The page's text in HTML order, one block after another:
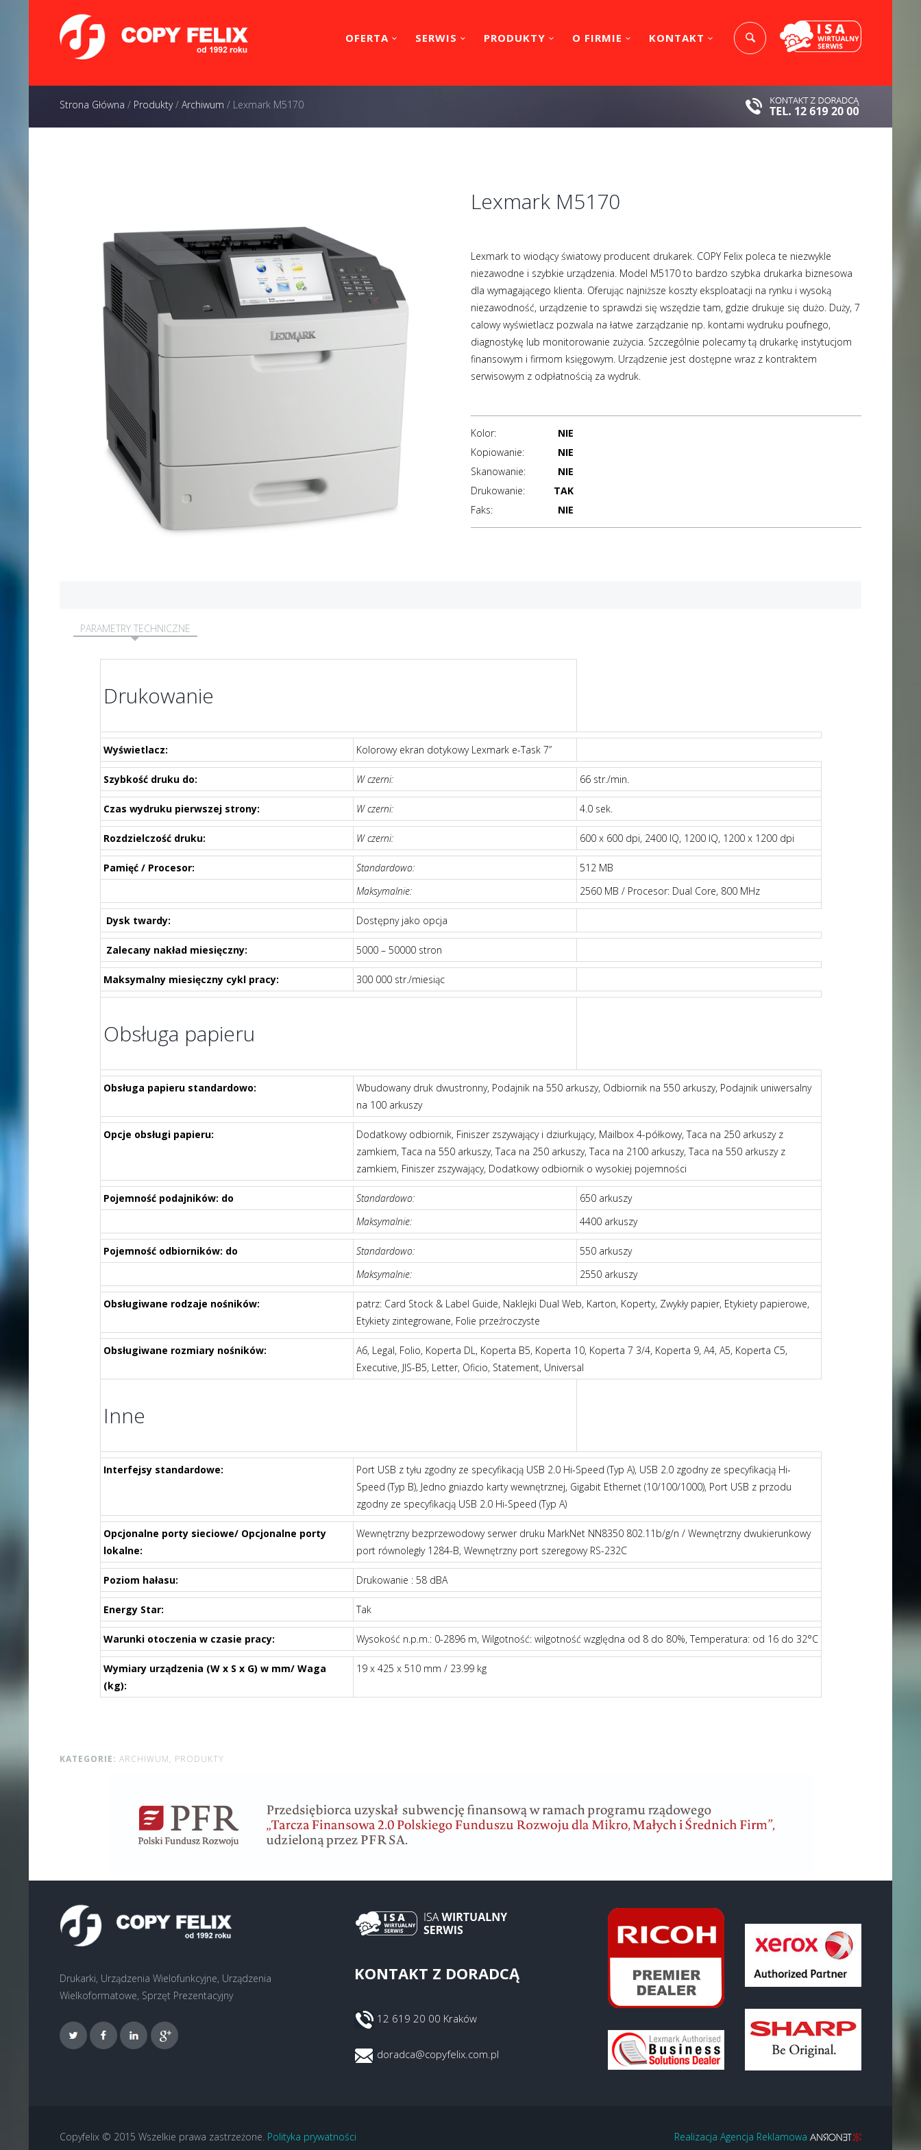
OFERTA SERWIS PRODUKTY O FIRMIE KONTAKT
Strona Główna / Produkty/ Archiwum / Lexmark M5170
Lexmark M5170
Lexmark to wiodący światowy producent drukarek. COPY Felix poleca te niezwykle
niezawodne i szybkie urządzenia. Model M5170 to bardzo szybka drukarka biznesowa
dla wymagającego klienta. Oferując najniższe koszty eksploatacji na rynku i wysoką
niezawodność, urządzenie to sprawdzi się wszędzie tam, gdzie drukuje się dużo. Duży, 7
calowy wyświetlacz pozwala na łatwe zarządzanie np. kontami wydruku poufnego,
diagnostykę lub monitorowanie zużycia. Szczególnie polecamy tą drukarkę instytucjom
finansowym i firmom księgowym. Urządzenie jest dostępne wraz z kontraktem
serwisowym z odpłatnością za wydruk.
Kolor:
NIE
Kopiowanie:
NIE
Skanowanie:
NIE
Drukowanie:
TAK
Faks:
NIE
PARAMETRY TECHNICZNE
Drukowanie
Wyświetlacz: Kolorowy ekran dotykowy Lexmark e-Task 7”
Szybkość druku do: W czerni: 66 str./min.
Czas wydruku pierwszej strony: W czerni: 4.0 sek.
Rozdzielczość druku: W czerni: 600 x 600 dpi, 2400 IQ, 1200 IQ, 1200 x 1200 dpi
Pamięć / Procesor: Standardowo:
512 MB
Maksymalnie:
2560 MB / Procesor: Dual Core, 800 MHz
Dysk twardy: Dostępny jako opcja
Zalecany nakład miesięczny: 5000 – 50000 stron
Maksymalny miesięczny cykl pracy: 300 000 str./miesiąc
Obsługa papieru
Obsługa papieru standardowo:
Wbudowany druk dwustronny, Podajnik na 550 arkuszy, Odbiornik na 550 arkuszy, Podajnik uniwersalny
na 100 arkuszy
Opcje obsługi papieru:
Dodatkowy odbiornik, Finiszer zszywający i dziurkujący, Mailbox 4-półkowy, Taca na 250 arkuszy z
zamkiem, Taca na 550 arkuszy, Taca na 250 arkuszy, Taca na 2100 arkuszy, Taca na 550 arkuszy z
zamkiem, Finiszer zszywający, Dodatkowy odbiornik o wysokiej pojemności
Pojemność podajników: do Standardowo:
650 arkuszy
Maksymalnie:
4400 arkuszy
Pojemność odbiorników: do Standardowo:
550 arkuszy
Maksymalnie:
2550 arkuszy
Obsługiwane rodzaje nośników:
patrz: Card Stock & Label Guide, Naklejki Dual Web, Karton, Koperty, Zwykły papier, Etykiety papierowe,
Etykiety zintegrowane, Folie przeźroczyste
Obsługiwane rozmiary nośników:
A6, Legal, Folio, Koperta DL, Koperta B5, Koperta 10, Koperta 7 3/4, Koperta 9, A4, A5, Koperta C5,
Executive, JIS-B5, Letter, Oficio, Statement, Universal
Inne
Interfejsy standardowe:
Port USB z tyłu zgodny ze specyfikacją USB 2.0 Hi-Speed (Typ A), USB 2.0 zgodny ze specyfikacją Hi-
Speed (Typ B), Jedno gniazdo karty wewnętrznej, Gigabit Ethernet (10/100/1000), Port USB z przodu
zgodny ze specyfikacją USB 2.0 Hi-Speed (Typ A)
Opcjonalne porty sieciowe/ Opcjonalne porty
lokalne:
Wewnętrzny bezprzewodowy serwer druku MarkNet NN8350 802.11b/g/n / Wewnętrzny dwukierunkowy
port równoległy 1284-B, Wewnętrzny port szeregowy RS-232C
Poziom hałasu: Drukowanie : 58 dBA
Energy Star: Tak
Warunki otoczenia w czasie pracy: Wysokość n.p.m.: 0-2896 m, Wilgotność: wilgotność względna od 8 do 80%, Temperatura: od 16 do 32°C
Wymiary urządzenia (W x S x G) w mm/ Waga
(kg):
19 x 425 x 510 mm / 23.99 kg
KATEGORIE: ARCHIWUM, PRODUKTY
Drukarki, Urządzenia Wielofunkcyjne, Urządzenia
Wielkoformatowe, Sprzęt Prezentacyjny
KONTAKT Z DORADCĄ
12 619 20 00 Kraków
doradca@copyfelix.com.pl
Copyfelix © 2015 Wszelkie prawa zastrzeżone. Polityka prywatności Realizacja Agencja Reklamowa